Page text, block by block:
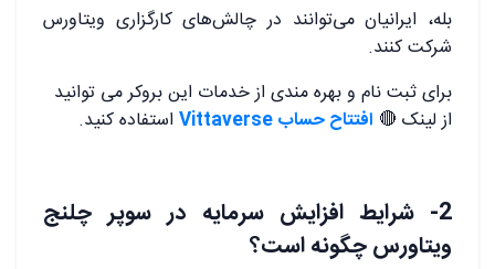
بله، ایرانیان می‌توانند در چالش‌های کارگزاری ویتاورس
شرکت کنند.
برای ثبت نام و بهره مندی از خدمات این بروکر می توانید
از لینک 🔴 افتتاح حساب Vittaverse استفاده کنید.
2- شرایط افزایش سرمایه در سوپر چلنج
ویتاورس چگونه است؟